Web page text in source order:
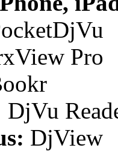
Pro
DjVu
DjView